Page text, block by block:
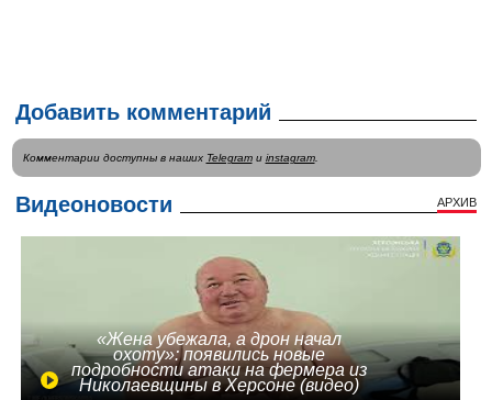
Добавить комментарий
Комментарии доступны в наших Telegramи instagram.
Видеоновости АРХИВ
«Жена убежала, а дрон начал
охоту»: появились новые
подробности атаки на фермера из
Николаевщины в Херсоне (видео)